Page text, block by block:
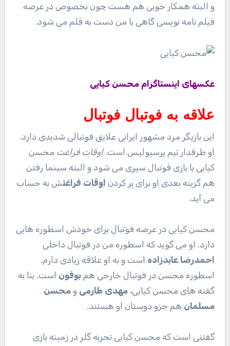
و البته همکار خوبی هم هست چون بخصوص در عرصه
فیلم نامه نویسی گاهی با من دست به قلم می شود.
عکسهای اینستاگرام محسن کیایی
علاقه به فوتبال فوتبال
این بازیگر مرد مشهور ایرانی علایق فوتبالی شدیدی دارد.
او طرفدار تیم پرسپولیس است.اوقات فراغت محسن
کیایی با بازی فوتبال سپری می شود و البته سینما رفتن
هم گزینه بعدی او برای پر کردن اوقات فراغتش به حساب
می آید.
محسن کیایی در عرصه فوتبال برای خودش اسطوره هایی
دارد. او می گوید که اسطوره من در فوتبال داخلی
احمدرضا عابدزاده است و به او علاقه زیادی دارم.
اسطوره محسن در فوتبال خارجی هم بوفون است. بنا به
گفته های محسن کیایی، مهدی طارمی و محسن
مسلمان هم جزو دوستان او هستند.
گفتنی است که محسن کیایی تجربه گلر در زمینه بازی